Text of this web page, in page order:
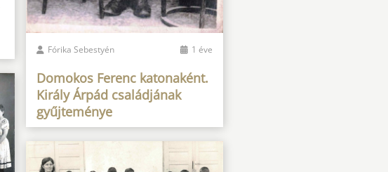
Fórika Sebestyén 1 éve
Domokos Ferenc katonaként.
Király Árpád családjának
gyűjteménye